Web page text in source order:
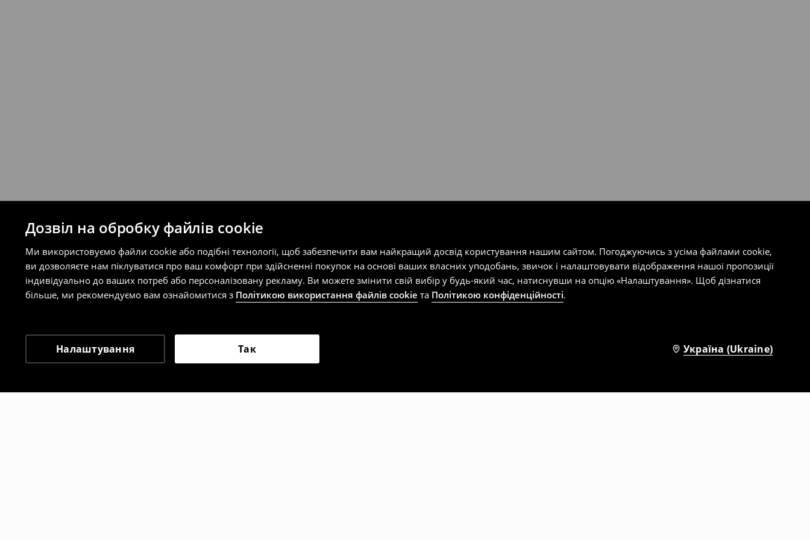
Дозвіл на обробку файлів cookie
Ми використовуємо файли cookie або подібні технології, щоб забезпечити вам найкращий досвід користування нашим сайтом. Погоджуючись з усіма файлами cookie,
ви дозволяєте нам піклуватися про ваш комфорт при здійсненні покупок на основі ваших власних уподобань, звичок і налаштовувати відображення нашої пропозиції
індивідуально до ваших потреб або персоналізовану рекламу. Ви можете змінити свій вибір у будь-який час, натиснувши на опцію «Налаштування». Щоб дізнатися
більше, ми рекомендуємо вам ознайомитися з Політикою використання файлів cookie та Політикою конфіденційності.
Налаштування Так Україна (Ukraine)